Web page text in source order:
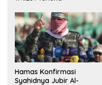
Hamas Konfirmasi
Syahidnya Jubir Al-